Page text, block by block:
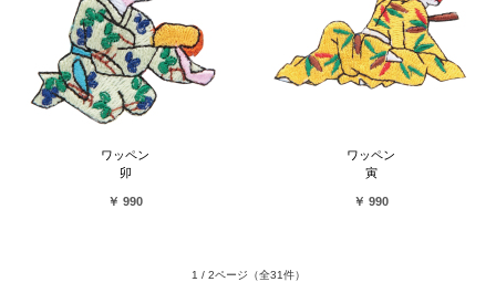
ワッペン
卯
￥ 990
ワッペン
寅
￥ 990
1 / 2ページ （全31件）